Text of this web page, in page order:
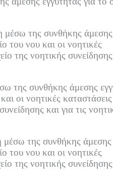
μέσω της συνθήκης άμεσης
του νου και οι νοητικές
της νοητικής συνείδησης
της συνθήκης άμεσης
οι νοητικές
και για τις
μέσω της συνθήκης άμεσης
του νου και οι νοητικές
της νοητικής συνείδησης